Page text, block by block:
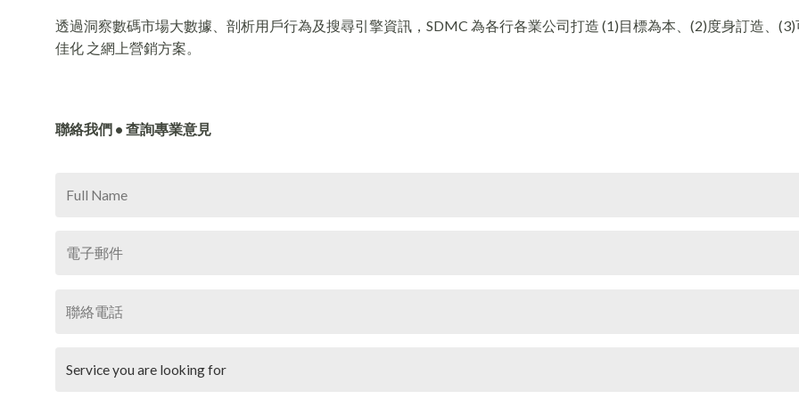
透過洞察數碼市場大數據、剖析用戶行為及搜尋引擎資訊，SDMC 為各行各業公司打造 (1)目標為本、(2)度身訂造、(3)
佳化 之網上營銷方案。
聯絡我們 • 查詢專業意見